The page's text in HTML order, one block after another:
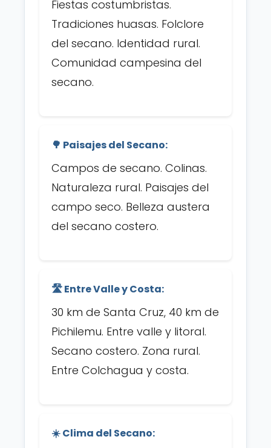
Fiestas costumbristas.
Tradiciones huasas. Folclore
del secano. Identidad rural.
Comunidad campesina del
secano.
🌳 Paisajes del Secano:
Campos de secano. Colinas.
Naturaleza rural. Paisajes del
campo seco. Belleza austera
del secano costero.
🛣️ Entre Valle y Costa:
30 km de Santa Cruz, 40 km de
Pichilemu. Entre valle y litoral.
Secano costero. Zona rural.
Entre Colchagua y costa.
☀️ Clima del Secano: